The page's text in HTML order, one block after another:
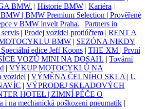
BMW. | Historie BMW | Kariéra |
| BMW Premium Selection | Prověřené
v BMW invelt Praha. | Partners in
| Prodej vozidel protiúčtem | RENT A
BMW | SEZÓNA NIKDY
edice Jeff Koons | THE XM | První
VOZŮ MINI NA DOSAH. | Tovární
| VÝKUP MOTOCYKLŮ NA
vozidel | VÝMĚNA ČELNÍHO SKLA | U
| VÝPRODEJ SKLADOVÝCH
HOTEL | ZIMNÍ PÉČE O
i na mechanická poškození pneumatik |